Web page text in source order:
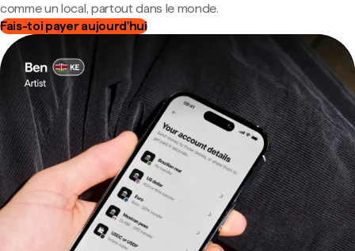
comme un local, partout dans le monde.
Fais-toi payer aujourd'hui